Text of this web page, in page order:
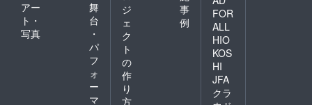
アー
ト・
写真
舞
台
・
パ
フ
ォ
ー
マ
ジ
ェ
ク
ト
の
作
り
方
事
例
FOR
ALL
HIO
KOS
HI
JFA
クラ